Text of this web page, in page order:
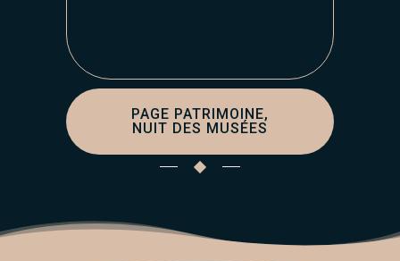
PAGE PATRIMOINE,
NUIT DES MUSÉES